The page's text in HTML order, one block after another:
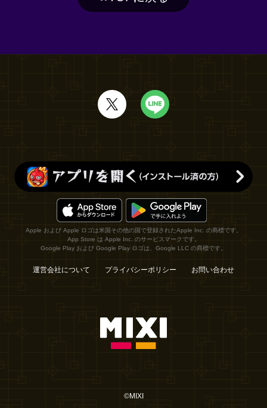
Apple および Apple ロゴは米国その他の国で登録されたApple Inc. の商標です。
App Store は Apple Inc. のサービスマークです。
Google Play および Google Play ロゴは、Google LLC の商標です。
運営会社について プライバシーポリシー お問い合わせ
©MIXI